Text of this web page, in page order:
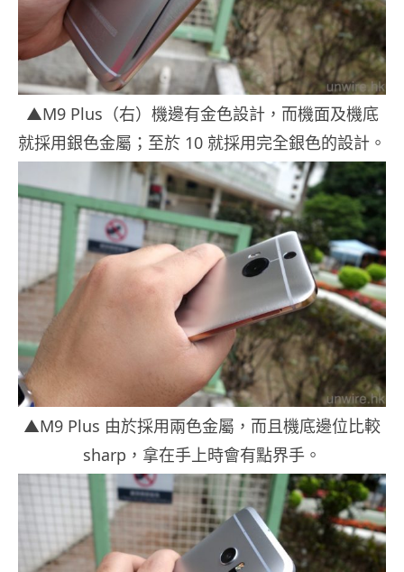
▲M9 Plus（右）機邊有金色設計，而機面及機底
就採用銀色金屬；至於 10 就採用完全銀色的設計。
▲M9 Plus 由於採用兩色金屬，而且機底邊位比較
sharp，拿在手上時會有點界手。